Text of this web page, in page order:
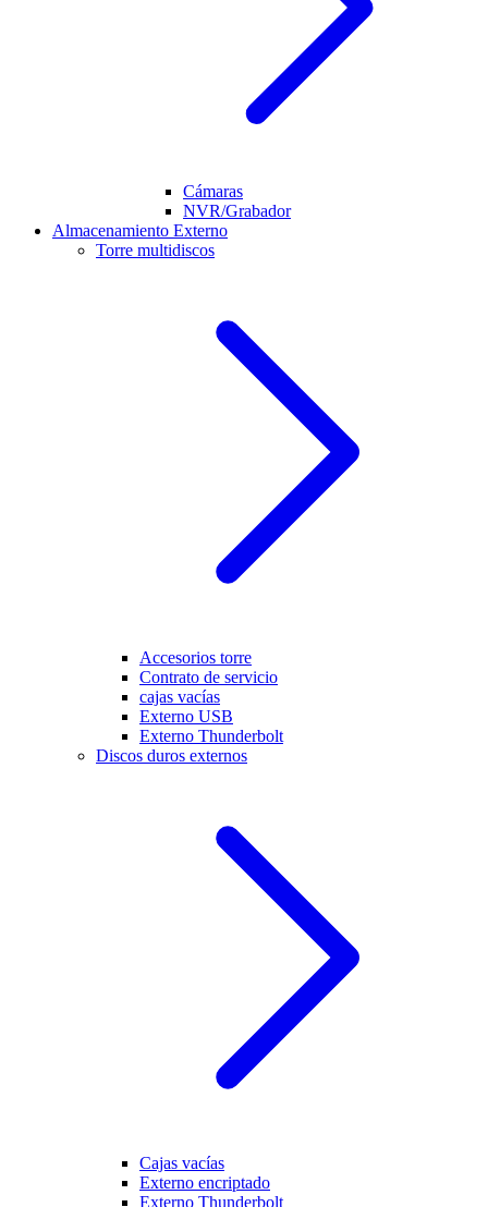
Cámaras
NVR/Grabador
Almacenamiento Externo
Torre multidiscos
Accesorios torre
Contrato de servicio
cajas vacías
Externo USB
Externo Thunderbolt
Discos duros externos
Cajas vacías
Externo encriptado
Externo Thunderbolt